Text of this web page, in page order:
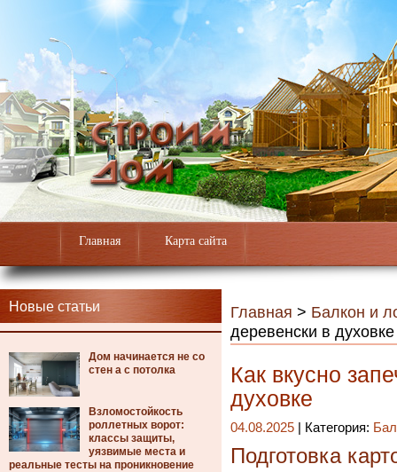
Главная Карта сайта
Новые статьи
Дом начинается не со
стен а с потолка
Взломостойкость
роллетных ворот:
классы защиты,
уязвимые места и
реальные тесты на проникновение
Главная > Балкон и
деревенски в духовке
Как вкусно
духовке
04.08.2025 | Категория:
Подготовка